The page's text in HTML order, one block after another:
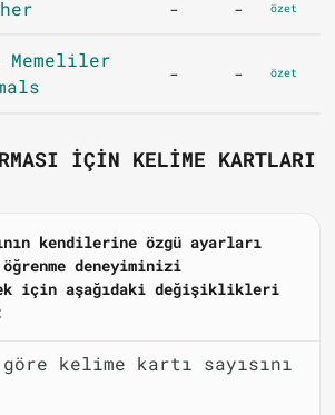
- - özet
Memeliler
- - özet
IÇIN KELIME KARTLARI
kendilerine özgü ayarları
deneyiminizi
için aşağıdaki değişiklikleri
kelime kartı sayısını